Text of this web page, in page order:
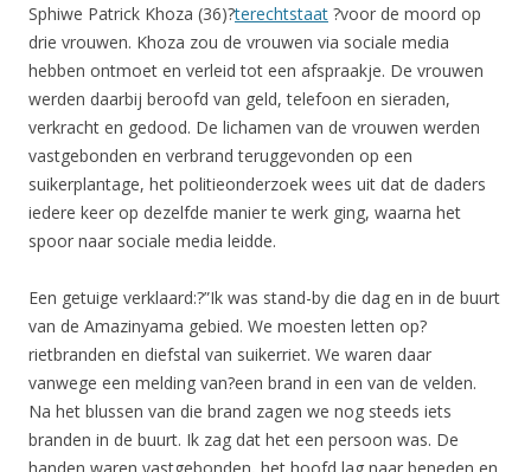
Sphiwe Patrick Khoza (36)?terechtstaat ?voor de moord op
drie vrouwen. Khoza zou de vrouwen via sociale media
hebben ontmoet en verleid tot een afspraakje. De vrouwen
werden daarbij beroofd van geld, telefoon en sieraden,
verkracht en gedood. De lichamen van de vrouwen werden
vastgebonden en verbrand teruggevonden op een
suikerplantage, het politieonderzoek wees uit dat de daders
iedere keer op dezelfde manier te werk ging, waarna het
spoor naar sociale media leidde.
Een getuige verklaard:?”Ik was stand-by die dag en in de buurt
van de Amazinyama gebied. We moesten letten op?
rietbranden en diefstal van suikerriet. We waren daar
vanwege een melding van?een brand in een van de velden.
Na het blussen van die brand zagen we nog steeds iets
branden in de buurt. Ik zag dat het een persoon was. De